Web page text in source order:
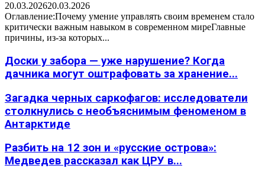
20.03.202620.03.2026
Оглавление:Почему умение управлять своим временем стало
критически важным навыком в современном миреГлавные
причины, из-за которых...
Доски у забора — уже нарушение? Когда
дачника могут оштрафовать за хранение...
Загадка черных саркофагов: исследователи
столкнулись с необъяснимым феноменом в
Антарктиде
Разбить на 12 зон и «русские острова»:
Медведев рассказал как ЦРУ в...